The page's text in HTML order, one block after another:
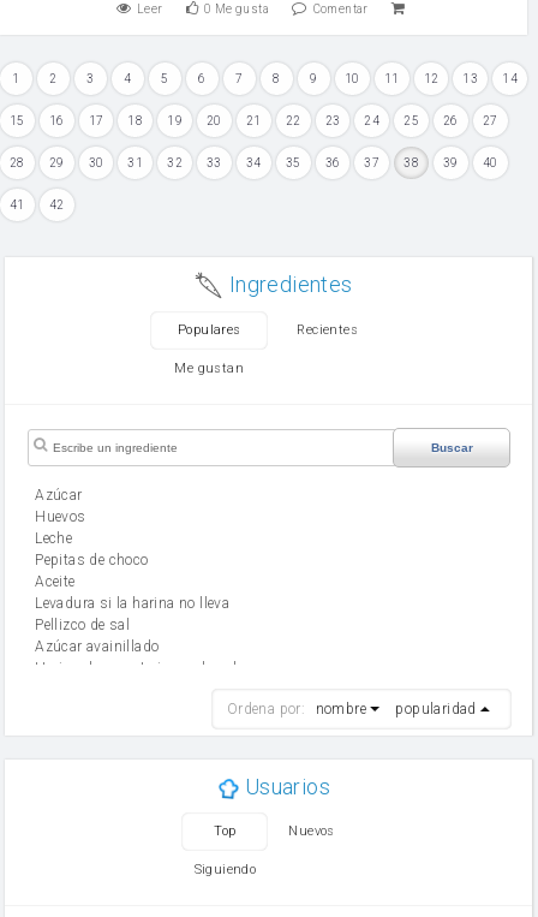
Leer 0 Me gusta Comentar
1 2 3 4 5 6 7 8 9 10 11 12 13 14
15 16 17 18 19 20 21 22 23 24 25 26 27
28 29 30 31 32 33 34 35 36 37 38 39 40
41 42
Ingredientes
Populares Recientes
Me gustan
Buscar
Azúcar
huevos
leche
Pepitas de choco
aceite
Levadura si la harina no lleva
Pellizco de sal
Azúcar avainillado
Harina de reposteria con levadura
mantequilla
Ordena por: nombre popularidad
Usuarios
Top Nuevos
Siguiendo